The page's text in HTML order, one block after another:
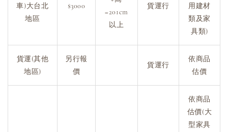
車)大台北
地區
$3000
=201cm
以上
貨運行
用建材
類及家
具類)
貨運(其他
地區)
另行報
價
貨運行
依商品
估價
依商品
估價(大
型家具